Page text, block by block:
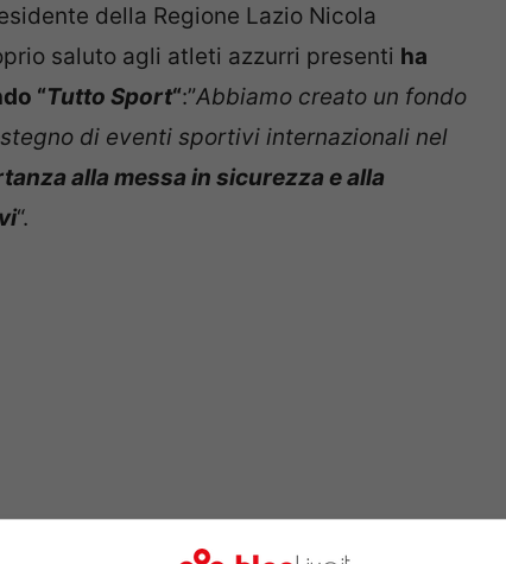
della Regione Lazio Nicola
saluto agli atleti azzurri presenti ha
“Tutto Sport“:”Abbiamo creato un fondo
di eventi sportivi internazionali nel
alla messa in sicurezza e alla
“.